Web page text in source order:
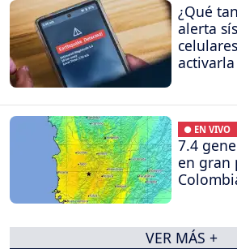
¿Qué
alerta
activarla
● EN VIVO
7.4
en gran
VER MÁS +